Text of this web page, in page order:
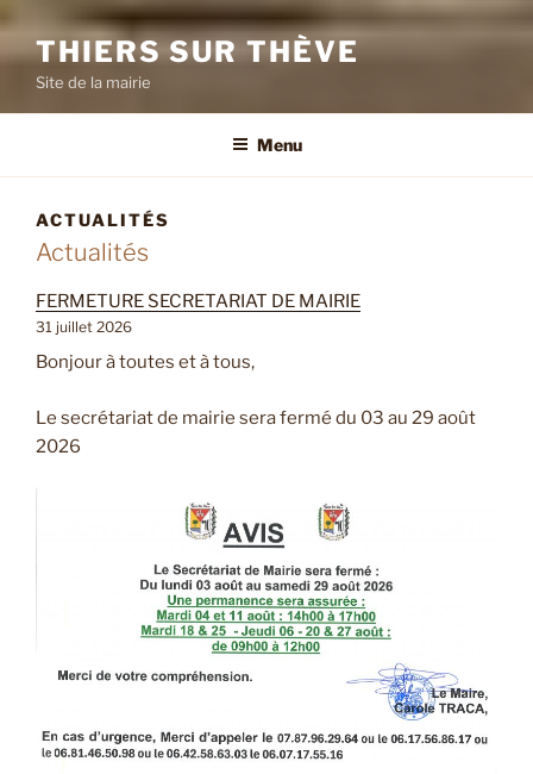
THIERS SUR THÈVE
Site de la mairie
Menu
ACTUALITÉS
Actualités
FERMETURE SECRETARIAT DE MAIRIE
31 juillet 2026
Bonjour à toutes et à tous,
Le secrétariat de mairie sera fermé du 03 au 29 août
2026